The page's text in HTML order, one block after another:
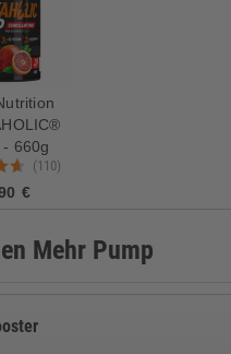
- 660g
(110)
€
Mehr Pump